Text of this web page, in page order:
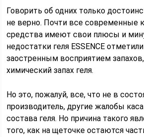
Говорить об одних только
не верно. Почти все современные
средства имеют свои плюсы и
недостатки геля ESSENCE
заостренным восприятием
химический запах геля.
Но это, пожалуй, все, что не в
производитель, другие жалобы
состава геля. Но причина такого
того, как на щеточке остаются